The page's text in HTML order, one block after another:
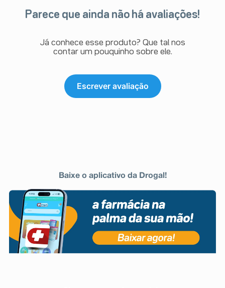
Parece que ainda não há avaliações!
Já conhece esse produto? Que tal nos
contar um pouquinho sobre ele.
Escrever avaliação
Baixe o aplicativo da Drogal!